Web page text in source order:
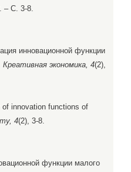
– С. 3-8.
инновационной функции
Креативная экономика, 4(2),
of innovation functions of
4(2), 3-8.
функции малого